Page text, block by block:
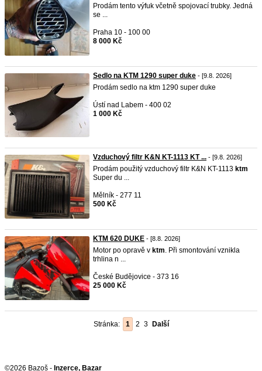
Prodám tento výfuk včetně spojovací trubky. Jedná
se ...
Praha 10 - 100 00
8 000 Kč
Sedlo na KTM 1290 super duke - [9.8. 2026]
Prodám sedlo na ktm 1290 super duke
Ústí nad Labem - 400 02
1 000 Kč
Vzduchový filtr K&N KT-1113 KT ... - [9.8. 2026]
Prodám použitý vzduchový filtr K&N KT-1113 ktm
Super du ...
Mělník - 277 11
500 Kč
KTM 620 DUKE - [8.8. 2026]
Motor po opravě v ktm. Při smontování vznikla
trhlina n ...
České Budějovice - 373 16
25 000 Kč
Stránka: 1 2 3 Další
©2026 Bazoš - Inzerce, Bazar